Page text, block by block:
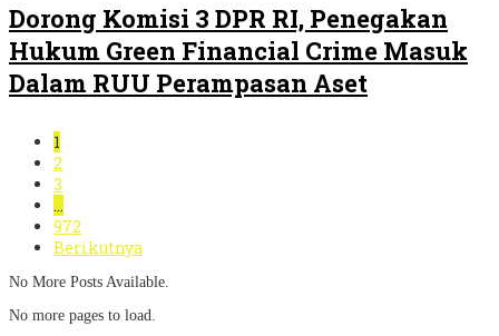
Dorong Komisi 3 DPR RI, Penegakan
Hukum Green Financial Crime Masuk
Dalam RUU Perampasan Aset
1
2
3
…
972
Berikutnya
No More Posts Available.
No more pages to load.